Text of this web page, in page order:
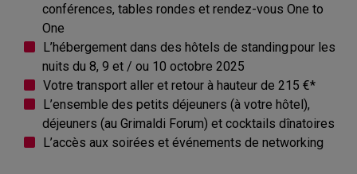
conférences, tables rondes et rendez-vous One to
One
L’hébergement dans des hôtels de standing pour les
nuits du 8, 9 et / ou 10 octobre 2025
Votre transport aller et retour à hauteur de 215 €*
L’ensemble des petits déjeuners (à votre hôtel),
déjeuners (au Grimaldi Forum) et cocktails dînatoires
L’accès aux soirées et événements de networking